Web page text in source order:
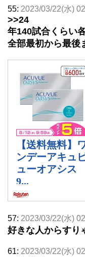
55: 2023/03/22(水)
>>24
年140試合くらい
全部最初から最後
57: 2023/03/22(水)
好きな人からすり
61: 2023/03/22(水)